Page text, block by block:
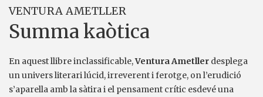
VENTURA AMETLLER
Summa kaòtica
En aquest llibre inclassificable,Ventura Ametller desplega
un univers literari lúcid, irreverent i ferotge, on l’erudició
s’aparella amb la sàtira i el pensament crític esdevé una